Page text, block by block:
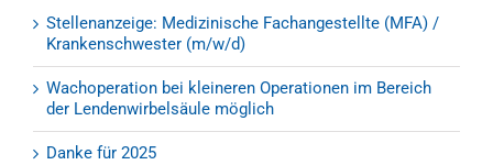
Stellenanzeige: Medizinische Fachangestellte (MFA) /
Krankenschwester (m/w/d)
Wachoperation bei kleineren Operationen im Bereich
der Lendenwirbelsäule möglich
Danke für 2025